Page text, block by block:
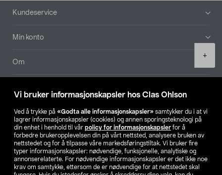
Vi bruker informasjonskapsler hos Clas Ohlson
Ved å trykke på «Godta alle informasjonskapsler» samtykker du i at vi
lagrer informasjonskapsler (cookies) og annen sporingsteknologi på
din enhet i henhold til vår policy for informasjonskapsler for å
forbedre brukeropplevelsen din på vårt nettsted, analysere bruken av
nettstedet og for å tilpasse våre markedsføringstiltak. Vi bruker fire
typer informasjonskapsler: nødvendige, funksjonelle, analytiske og
annonserelaterte. For nødvendige informasjonskapsler er det ikke noe
krav om samtykke, ettersom de er nødvendige for at nettstedet skal
+
Bunntekst
Kundeservice
Min konto
Om
Våre selskaper
Finn din butikk
SE NO FI